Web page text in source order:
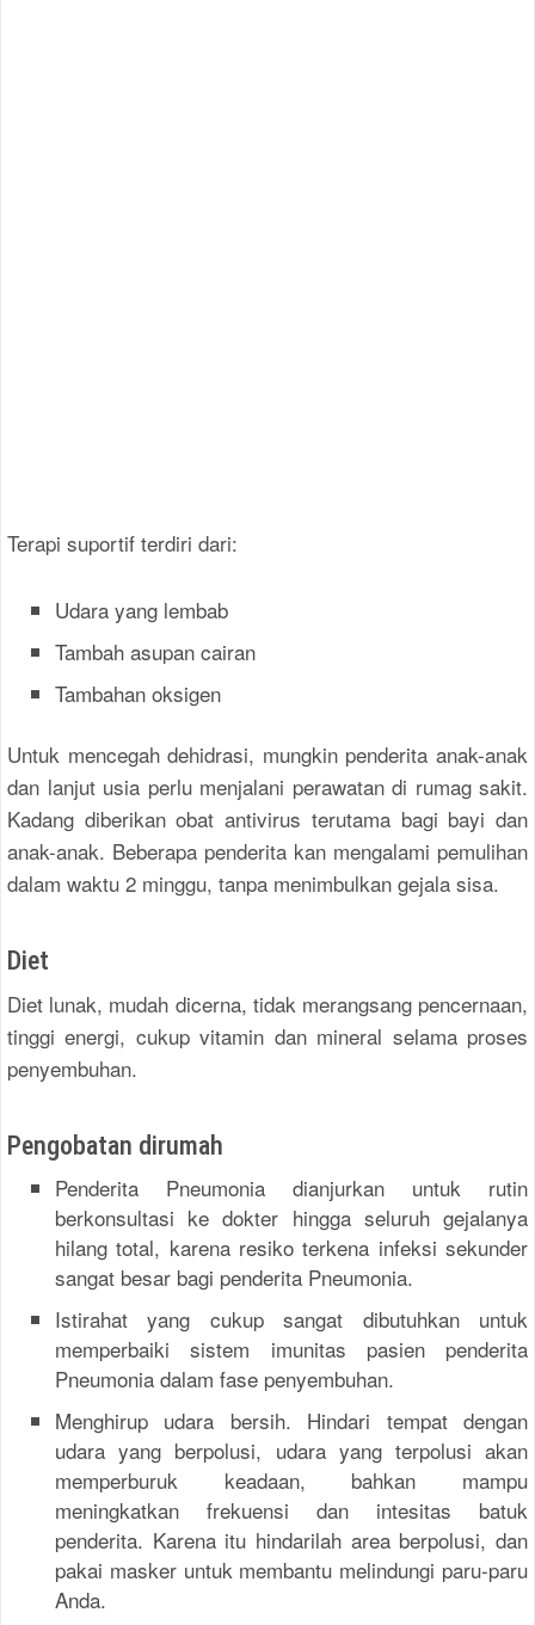
Terapi suportif terdiri dari:
Udara yang lembab
Tambah asupan cairan
Tambahan oksigen
Untuk mencegah dehidrasi, mungkin penderita anak-anak
dan lanjut usia perlu menjalani perawatan di rumag sakit.
Kadang diberikan obat antivirus terutama bagi bayi dan
anak-anak. Beberapa penderita kan mengalami pemulihan
dalam waktu 2 minggu, tanpa menimbulkan gejala sisa.
Diet
Diet lunak, mudah dicerna, tidak merangsang pencernaan,
tinggi energi, cukup vitamin dan mineral selama proses
penyembuhan.
Pengobatan dirumah
Penderita Pneumonia dianjurkan untuk rutin
berkonsultasi ke dokter hingga seluruh gejalanya
hilang total, karena resiko terkena infeksi sekunder
sangat besar bagi penderita Pneumonia.
Istirahat yang cukup sangat dibutuhkan untuk
memperbaiki sistem imunitas pasien penderita
Pneumonia dalam fase penyembuhan.
Menghirup udara bersih. Hindari tempat dengan
udara yang berpolusi, udara yang terpolusi akan
memperburuk keadaan, bahkan mampu
meningkatkan frekuensi dan intesitas batuk
penderita. Karena itu hindarilah area berpolusi, dan
pakai masker untuk membantu melindungi paru-paru
Anda.